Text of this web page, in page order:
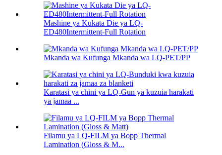
Mashine ya Kukata Die ya LQ-
ED480Intermittent-Full Rotation
Mkanda wa Kufunga Mkanda wa LQ-PET/PP
Karatasi ya chini ya LQ-Gun ya kuzuia harakati
ya jamaa ...
Filamu ya LQ-FILM ya Bopp Thermal
Lamination (Gloss & M...